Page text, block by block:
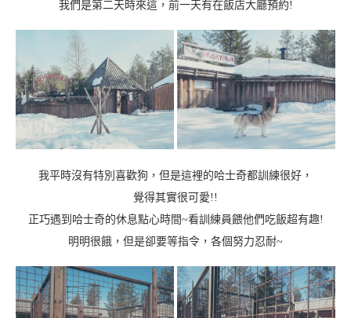
我們是第二天時來這，前一天有在飯店大廳預約!
我平時沒有特別喜歡狗，但是這裡的哈士奇都訓練很好，
覺得其實很可愛!!
正巧遇到哈士奇的休息點心時間~看訓練員餵他們吃飯超有趣!
明明很餓，但是卻要等指令，各個努力忍耐~